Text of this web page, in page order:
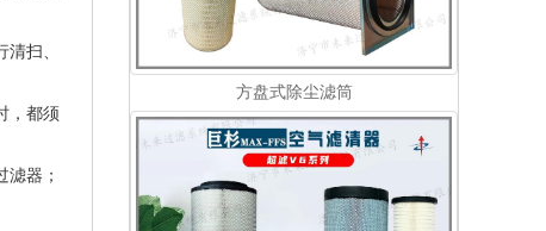
扫、
，都须
器；
方盘式除尘滤筒